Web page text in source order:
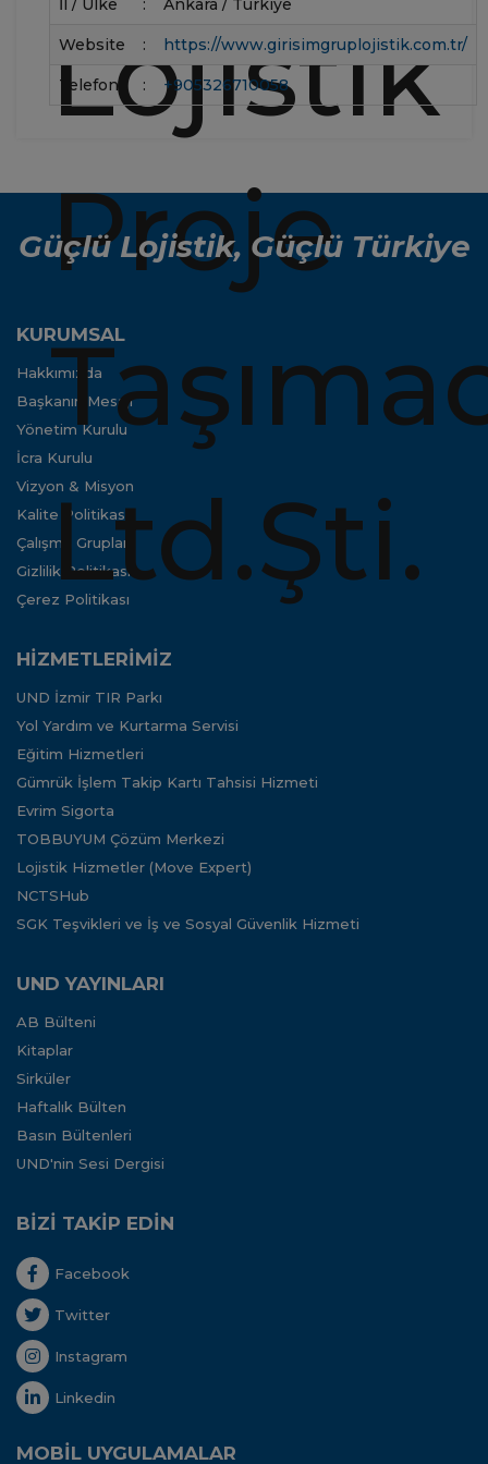
İl / Ülke : Ankara / Türkiye
Website : https://www.girisimgruplojistik.com.tr/
Telefon : +905326710058
Güçlü Lojistik, Güçlü Türkiye
KURUMSAL
Hakkımızda
Başkanın Mesajı
Yönetim Kurulu
İcra Kurulu
Vizyon & Misyon
Kalite Politikası
Çalışma Grupları
Gizlilik Politikası
Çerez Politikası
HİZMETLERİMİZ
UND İzmir TIR Parkı
Yol Yardım ve Kurtarma Servisi
Eğitim Hizmetleri
Gümrük İşlem Takip Kartı Tahsisi Hizmeti
Evrim Sigorta
TOBBUYUM Çözüm Merkezi
Lojistik Hizmetler (Move Expert)
NCTSHub
SGK Teşvikleri ve İş ve Sosyal Güvenlik Hizmeti
UND YAYINLARI
AB Bülteni
Kitaplar
Sirküler
Haftalık Bülten
Basın Bültenleri
UND'nin Sesi Dergisi
BİZİ TAKİP EDİN
Facebook
Twitter
Instagram
Linkedin
MOBİL UYGULAMALAR